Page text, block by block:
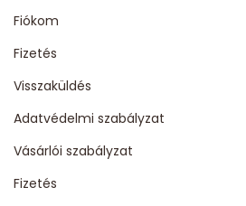
Fiókom
Fizetés
Visszaküldés
Adatvédelmi szabályzat
Vásárlói szabályzat
Fizetés